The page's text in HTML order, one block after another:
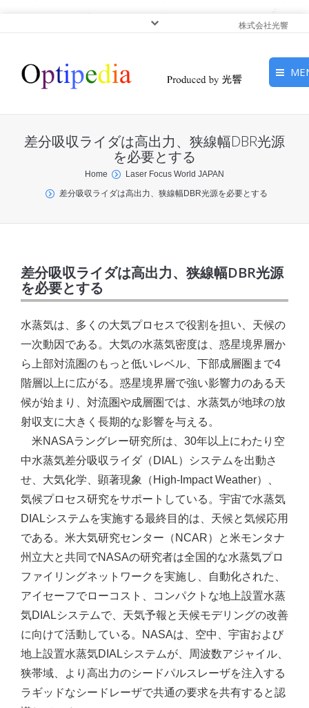
株式会社光響
ピックアップ
サービス
差分吸収ライダは高出力、狭線幅DBR光源
を必要とする
You are here:Home
Laser Focus World JAPAN
差分吸収ライダは高出力、狭線幅DBR光源を必要とする
差分吸収ライダは高出力、狭線幅DBR光源
を必要とする
水蒸気は、多くの大気プロセスで役割を担い、天候の
一次動因である。大気の水蒸気密度は、惑星境界層か
ら上部対流圏のもっと低いレベル、下部成層圏まで4
階層以上に広がる。惑星境界層で強い影響力のある天
候が始まり、対流圏や成層圏では、水蒸気が地球の放
射収支に大きく長期的な影響を与える。
米NASAラングレー研究所は、30年以上にわたり空
中水蒸気差分吸収ライダ（DIAL）システムを出動さ
せ、大気化学、顕著現象（High-Impact Weather）、
気候プロセス研究をサポートしている。宇宙で水蒸気
DIALシステムを実施する最終目的は、天候と気候応用
である。米大気研究センター（NCAR）と米モンタナ
州立大と共同でNASAの研究者は全国的な水蒸気プロ
ファイリングネットワークを実施し、自動化された、
アイセーフでローコスト、コンパクトな地上設置水蒸
気DIALシステムで、天気予報と天候モデリングの改善
に向けて活動している。NASAは、空中、宇宙および
地上設置水蒸気DIALシステムが、周波数アジャイル、
狭帯域、より高出力のシードパルスレーザを注入する
ラギッドなシードレーザで共通の要求を共有すると認